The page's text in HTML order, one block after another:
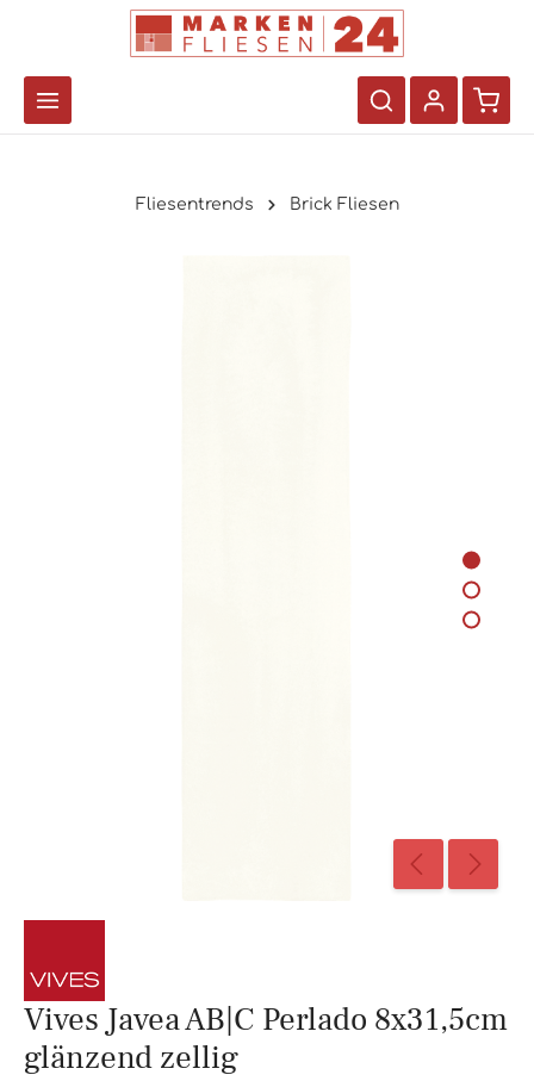
Fliesentrends Brick Fliesen
Vives Javea AB|C Perlado 8x31,5cm
glänzend zellig